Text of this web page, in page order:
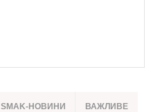
SMAK-НОВИНИ ВАЖЛИВЕ